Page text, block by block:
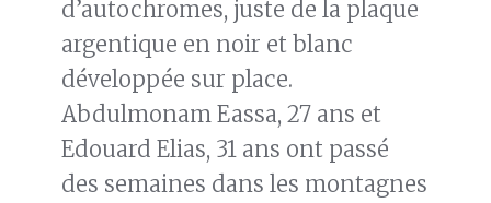
d’autochromes, juste de la plaque
argentique en noir et blanc
développée sur place.
Abdulmonam Eassa, 27 ans et
Edouard Elias, 31 ans ont passé
des semaines dans les montagnes